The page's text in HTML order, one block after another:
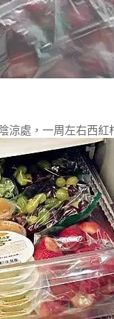
涼處，一周左右西紅